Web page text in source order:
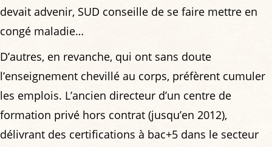
devait advenir, SUD conseille de se faire mettre en
congé maladie…
D’autres, en revanche, qui ont sans doute
l’enseignement chevillé au corps, préfèrent cumuler
les emplois. L’ancien directeur d’un centre de
formation privé hors contrat (jusqu’en 2012),
délivrant des certifications à bac+5 dans le secteur